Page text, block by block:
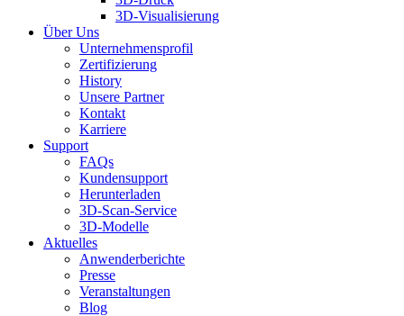
3D-Visualisierung
Über Uns
Unternehmensprofil
Zertifizierung
History
Unsere Partner
Kontakt
Karriere
Support
FAQs
Kundensupport
Herunterladen
3D-Scan-Service
3D-Modelle
Aktuelles
Anwenderberichte
Presse
Veranstaltungen
Blog